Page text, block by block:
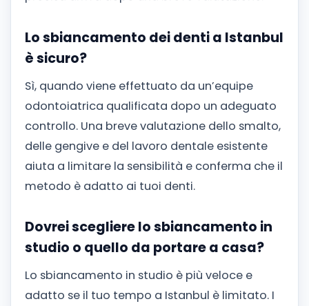
Lo sbiancamento dei denti a Istanbul
è sicuro?
Sì, quando viene effettuato da un’equipe
odontoiatrica qualificata dopo un adeguato
controllo. Una breve valutazione dello smalto,
delle gengive e del lavoro dentale esistente
aiuta a limitare la sensibilità e conferma che il
metodo è adatto ai tuoi denti.
Dovrei scegliere lo sbiancamento in
studio o quello da portare a casa?
Lo sbiancamento in studio è più veloce e
adatto se il tuo tempo a Istanbul è limitato. I